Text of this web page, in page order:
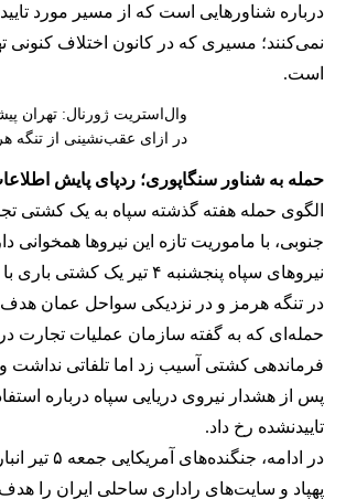
درباره شناورهایی است که از مسیر مورد تایید
نمی‌کنند؛ مسیری که در کانون اختلاف کنونی
است.
وال‌استریت ژورنال: تهران
در ازای عقب‌نشینی از تنگه
حمله به شناور سنگاپوری؛ ردپای پایش
الگوی حمله هفته گذشته سپاه به یک کشتی
جنوبی، با ماموریت تازه این نیروها همخوانی
نیروهای سپاه پنجشنبه ۴ تیر یک
در تنگه هرمز و در نزدیکی سواحل عمان هدف
حمله‌ای که به گفته سازمان عملیات تجارت
فرماندهی کشتی آسیب زد اما تلفاتی نداشت
پس از هشدار نیروی دریایی سپاه درباره
تاییدنشده رخ داد.
در ادامه،
پهپاد و سایت‌های راداری ساحلی ایران را هدف